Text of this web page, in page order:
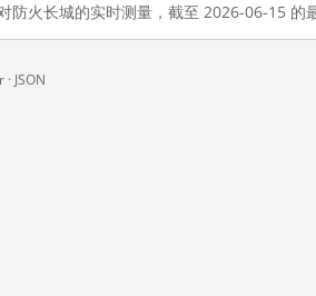
防火长城的实时测量，截至 2026-06-15
JSON